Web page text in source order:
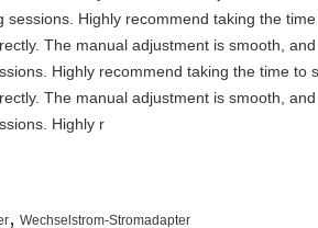
Highly recommend taking the
The manual adjustment is smooth,
Highly recommend taking the time to
The manual adjustment is smooth,
Highly r
, Wechselstrom-Stromadapter